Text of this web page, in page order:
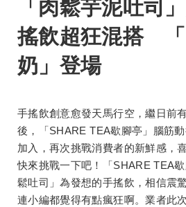
「肉鬆芋泥吐司
搖飲超狂混搭
奶」登場
手搖飲創意愈發天馬行空，繼日前
後，「SHARE TEA歇腳亭」腦筋動
加入，再次挑戰消費者的新鮮感，
快來挑戰一下吧！「SHARE TEA
鬆吐司」為發想的手搖飲，相信震
連小編都覺得有點瘋狂啊。業者此